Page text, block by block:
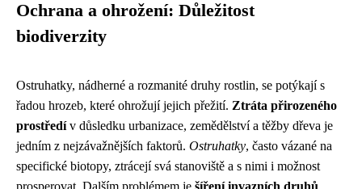
Ochrana a ohrožení: Důležitost
biodiverzity
Ostruhatky, nádherné a rozmanité druhy rostlin, se potýkají s
řadou hrozeb, které ohrožují jejich přežití. Ztráta přirozeného
prostředív důsledku urbanizace, zemědělství a těžby dřeva je
jedním z nejzávažnějších faktorů. Ostruhatky, často vázané na
specifické biotopy, ztrácejí svá stanoviště a s nimi i možnost
prosperovat. Dalším problémem je šíření invazních druhů